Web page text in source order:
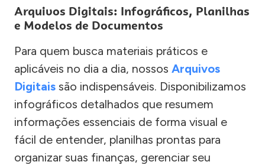
Arquivos Digitais: Infográficos, Planilhas
e Modelos de Documentos
Para quem busca materiais práticos e
aplicáveis no dia a dia, nossos Arquivos
Digitais são indispensáveis. Disponibilizamos
infográficos detalhados que resumem
informações essenciais de forma visual e
fácil de entender, planilhas prontas para
organizar suas finanças, gerenciar seu